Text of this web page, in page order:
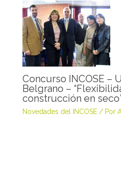
Concurso INCOSE –
Belgrano –
construcción en
Novedades del INCOSE/ Por